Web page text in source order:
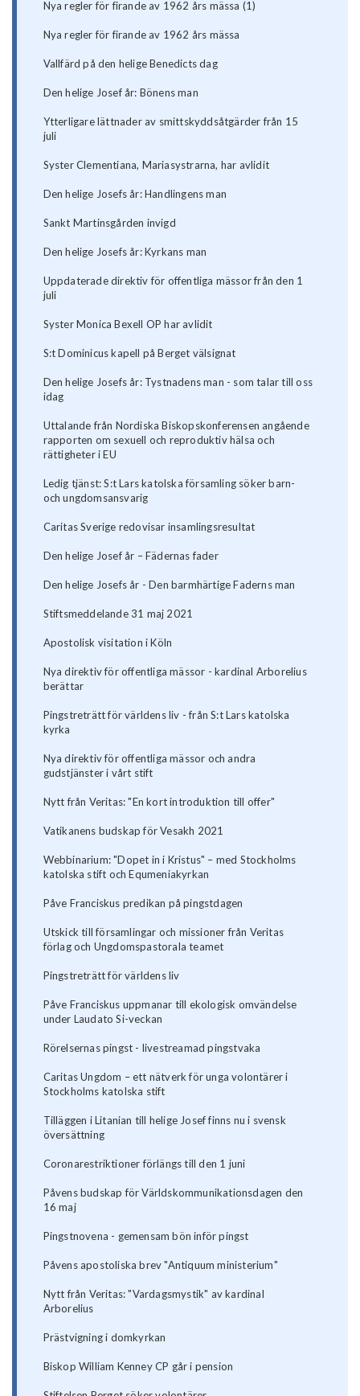
Nya regler för firande av 1962 års mässa (1)
Nya regler för firande av 1962 års mässa
Vallfärd på den helige Benedicts dag
Den helige Josef år: Bönens man
Ytterligare lättnader av smittskyddsåtgärder från 15
juli
Syster Clementiana, Mariasystrarna, har avlidit
Den helige Josefs år: Handlingens man
Sankt Martinsgården invigd
Den helige Josefs år: Kyrkans man
Uppdaterade direktiv för offentliga mässor från den 1
juli
Syster Monica Bexell OP har avlidit
S:t Dominicus kapell på Berget välsignat
Den helige Josefs år: Tystnadens man - som talar till oss
idag
Uttalande från Nordiska Biskopskonferensen angående
rapporten om sexuell och reproduktiv hälsa och
rättigheter i EU
Ledig tjänst: S:t Lars katolska församling söker barn-
och ungdomsansvarig
Caritas Sverige redovisar insamlingsresultat
Den helige Josef år – Fädernas fader
Den helige Josefs år - Den barmhärtige Faderns man
Stiftsmeddelande 31 maj 2021
Apostolisk visitation i Köln
Nya direktiv för offentliga mässor - kardinal Arborelius
berättar
Pingstreträtt för världens liv - från S:t Lars katolska
kyrka
Nya direktiv för offentliga mässor och andra
gudstjänster i vårt stift
Nytt från Veritas: "En kort introduktion till offer"
Vatikanens budskap för Vesakh 2021
Webbinarium: "Dopet in i Kristus" – med Stockholms
katolska stift och Equmeniakyrkan
Påve Franciskus predikan på pingstdagen
Utskick till församlingar och missioner från Veritas
förlag och Ungdomspastorala teamet
Pingstreträtt för världens liv
Påve Franciskus uppmanar till ekologisk omvändelse
under Laudato Si-veckan
Rörelsernas pingst - livestreamad pingstvaka
Caritas Ungdom – ett nätverk för unga volontärer i
Stockholms katolska stift
Tilläggen i Litanian till helige Josef finns nu i svensk
översättning
Coronarestriktioner förlängs till den 1 juni
Påvens budskap för Världskommunikationsdagen den
16 maj
Pingstnovena - gemensam bön inför pingst
Påvens apostoliska brev "Antiquum ministerium"
Nytt från Veritas: "Vardagsmystik" av kardinal
Arborelius
Prästvigning i domkyrkan
Biskop William Kenney CP går i pension